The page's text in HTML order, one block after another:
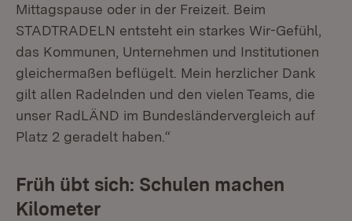
Mittagspause oder in der Freizeit. Beim
STADTRADELN entsteht ein starkes Wir-Gefühl,
das Kommunen, Unternehmen und Institutionen
gleichermaßen beflügelt. Mein herzlicher Dank
gilt allen Radelnden und den vielen Teams, die
unser RadLÄND im Bundesländervergleich auf
Platz 2 geradelt haben.“
Früh übt sich: Schulen machen
Kilometer